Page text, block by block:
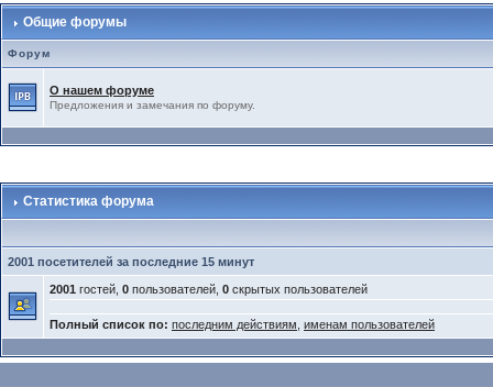
Общие форумы
Форум
О нашем форуме
Предложения и замечания по форуму.
Статистика форума
2001 посетителей за последние 15 минут
2001 гостей, 0 пользователей, 0 скрытых пользователей
Полный список по: последним действиям именам пользователей